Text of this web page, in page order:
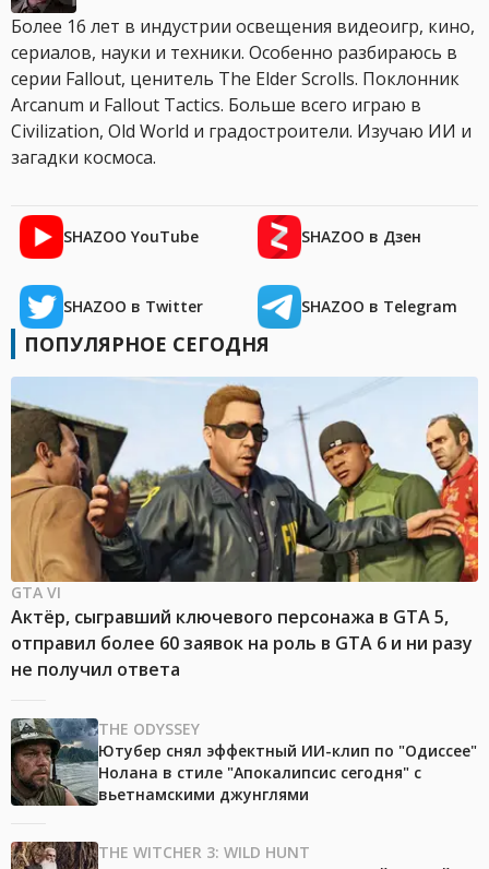
Более 16 лет в индустрии освещения видеоигр, кино,
сериалов, науки и техники. Особенно разбираюсь в
серии Fallout, ценитель The Elder Scrolls. Поклонник
Arcanum и Fallout Tactics. Больше всего играю в
Civilization, Old World и градостроители. Изучаю ИИ и
загадки космоса.
SHAZOO YouTube SHAZOO в Дзен
SHAZOO в Twitter SHAZOO в Telegram
ПОПУЛЯРНОЕ СЕГОДНЯ
GTA VI
Актёр, сыгравший ключевого персонажа в GTA 5,
отправил более 60 заявок на роль в GTA 6 и ни разу
не получил ответа
THE ODYSSEY
Ютубер снял эффектный ИИ-клип по "Одиссее"
Нолана в стиле "Апокалипсис сегодня" с
вьетнамскими джунглями
THE WITCHER 3: WILD HUNT